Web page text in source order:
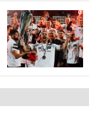
0